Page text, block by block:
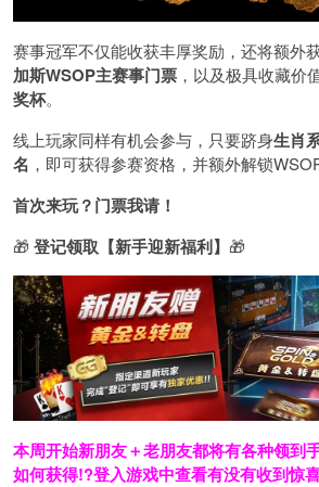
赛事冠军不仅能收获丰厚奖励，还将额外
加斯WSOP主赛事门票 ，以及极具收藏价
奖杯。
线上玩家同样有机会参与，只要跻身生肖
名 ，即可获得参赛资格，并额外解锁
首次来玩？门票我请！
🎁 登记领取【新手迎新福利】 🎁
本周开始新朋友＋老朋友都将有各种领到
如何获得!?登入游戏中查看有没有收到惊喜